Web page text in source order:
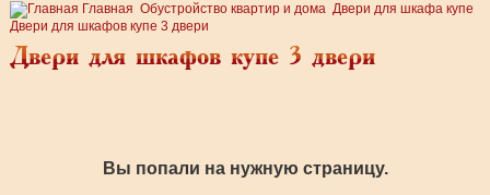
Главная Обустройство квартир и дома Двери для шкафа купе
Двери для шкафов купе 3 двери
Двери для шкафов купе 3 двери
Вы попали на нужную страницу.